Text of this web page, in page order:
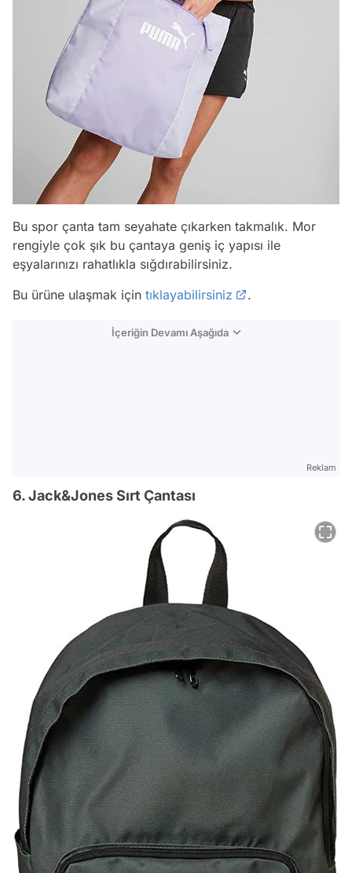
Bu spor çanta tam seyahate çıkarken takmalık. Mor
rengiyle çok şık bu çantaya geniş iç yapısı ile
eşyalarınızı rahatlıkla sığdırabilirsiniz.
Bu ürüne ulaşmak için tıklayabilirsiniz .
İçeriğin Devamı Aşağıda
Reklam
6. Jack&Jones Sırt Çantası